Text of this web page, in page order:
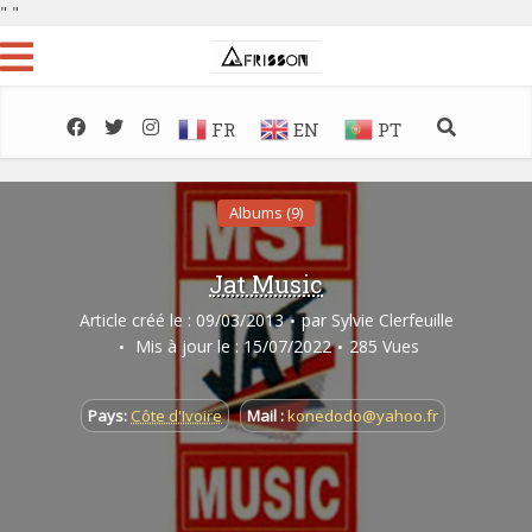
" "
FR EN PT
Albums (9)
Jat Music
Article créé le : 09/03/2013 par Sylvie Clerfeuille
Mis à jour le : 15/07/2022
285 Vues
Pays: Côte d'Ivoire Mail :konedodo@yahoo.fr